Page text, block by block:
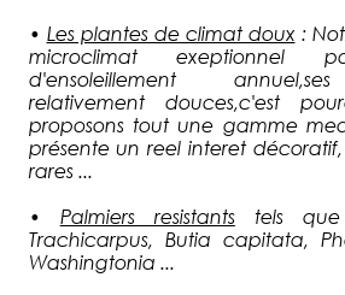
• Les plantes de climat doux :
microclimat
d'ensoleillement
relativement douces,c'est
proposons tout une gamme
présente un reel interet
rares ...
• Palmiers resistantstels que
Trachicarpus, Butia capitata,
Washingtonia ...